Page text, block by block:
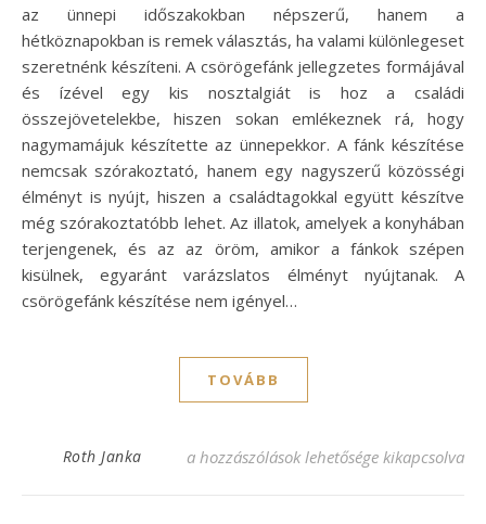
az ünnepi időszakokban népszerű, hanem a
hétköznapokban is remek választás, ha valami különlegeset
szeretnénk készíteni. A csörögefánk jellegzetes formájával
és ízével egy kis nosztalgiát is hoz a családi
összejövetelekbe, hiszen sokan emlékeznek rá, hogy
nagymamájuk készítette az ünnepekkor. A fánk készítése
nemcsak szórakoztató, hanem egy nagyszerű közösségi
élményt is nyújt, hiszen a családtagokkal együtt készítve
még szórakoztatóbb lehet. Az illatok, amelyek a konyhában
terjengenek, és az az öröm, amikor a fánkok szépen
kisülnek, egyaránt varázslatos élményt nyújtanak. A
csörögefánk készítése nem igényel…
TOVÁBB
Roth Janka Ropogós csörögefánk recept – egyszerű
a hozzászólások lehetősége kikapcsolva